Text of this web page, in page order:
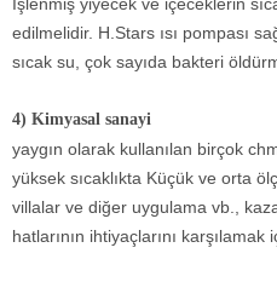
edilmelidir. H.Stars ısı pompası
sıcak su, çok sayıda bakteri
4) Kimyasal sanayi
yaygın olarak kullanılan birçok
yüksek sıcaklıkta Küçük ve orta
villalar ve diğer uygulama vb.,
hatlarının ihtiyaçlarını karşılamak